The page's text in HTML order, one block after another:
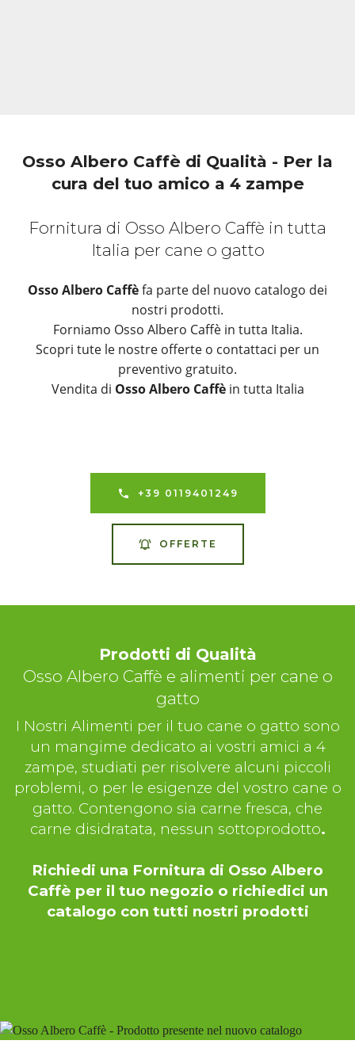
Osso Albero Caffè di Qualità - Per la
cura del tuo amico a 4 zampe
Fornitura di Osso Albero Caffè in tutta
Italia per cane o gatto
Osso Albero Caffèfa parte del nuovo catalogo dei
nostri prodotti.
Forniamo Osso Albero Caffè in tutta Italia.
Scopri tute le nostre offerte o contattaci per un
preventivo gratuito.
Vendita di Osso Albero Caffèin tutta Italia
+39 0119401249
OFFERTE
Prodotti di Qualità
Osso Albero Caffè e alimenti per cane o
gatto
I Nostri Alimenti per il tuo cane o gatto sono
un mangime dedicato ai vostri amici a 4
zampe, studiati per risolvere alcuni piccoli
problemi, o per le esigenze del vostro cane o
gatto. Contengono sia carne fresca, che
carne disidratata, nessun sottoprodotto.
Richiedi una Fornitura di Osso Albero
Caffè per il tuo negozio o richiedici un
catalogo con tutti nostri prodotti